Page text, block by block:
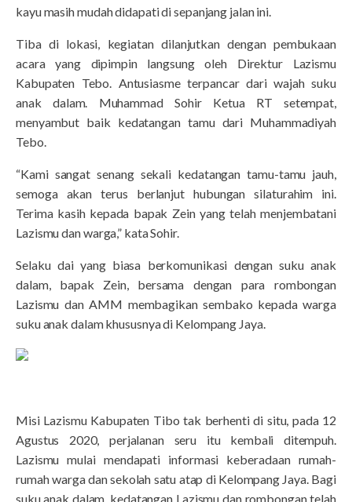
kayu masih mudah didapati di sepanjang jalan ini.
Tiba di lokasi, kegiatan dilanjutkan dengan pembukaan
acara yang dipimpin langsung oleh Direktur Lazismu
Kabupaten Tebo. Antusiasme terpancar dari wajah suku
anak dalam. Muhammad Sohir Ketua RT setempat,
menyambut baik kedatangan tamu dari Muhammadiyah
Tebo.
“Kami sangat senang sekali kedatangan tamu-tamu jauh,
semoga akan terus berlanjut hubungan silaturahim ini.
Terima kasih kepada bapak Zein yang telah menjembatani
Lazismu dan warga,” kata Sohir.
Selaku dai yang biasa berkomunikasi dengan suku anak
dalam, bapak Zein, bersama dengan para rombongan
Lazismu dan AMM membagikan sembako kepada warga
suku anak dalam khususnya di Kelompang Jaya.
Misi Lazismu Kabupaten Tibo tak berhenti di situ, pada 12
Agustus 2020, perjalanan seru itu kembali ditempuh.
Lazismu mulai mendapati informasi keberadaan rumah-
rumah warga dan sekolah satu atap di Kelompang Jaya. Bagi
suku anak dalam, kedatangan Lazismu dan rombongan telah